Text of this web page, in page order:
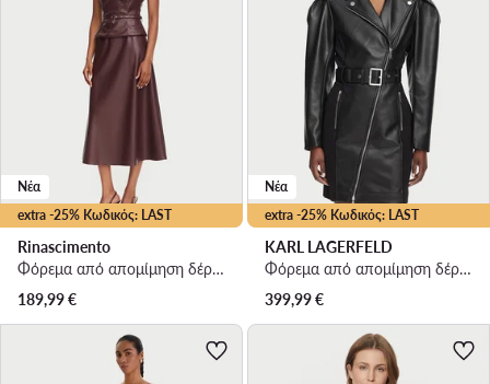
extra -25% Κωδικός: LAST
Νέα
Rinascimento
Φόρεμα από απομίμηση δέρματος · Μπορντό · Midi
189,99€
extra -25% Κωδικός: LAST
Νέα
KARL LAGERFELD
Φόρεμα από απομίμηση δέρματος · Μαύρο · Mini
399,99€